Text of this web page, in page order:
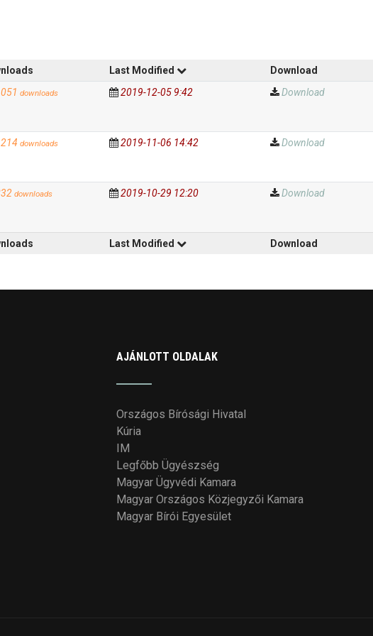
Last Modified Download
Last Modified Download
downloads 2019-12-05 9:42 Download
downloads 2019-11-06 14:42 Download
downloads 2019-10-29 12:20 Download
AJÁNLOTT OLDALAK
Országos Bírósági Hivatal
Kúria
IM
Legfőbb Ügyészség
Magyar Ügyvédi Kamara
Magyar Országos Közjegyzői Kamara
Magyar Bírói Egyesület